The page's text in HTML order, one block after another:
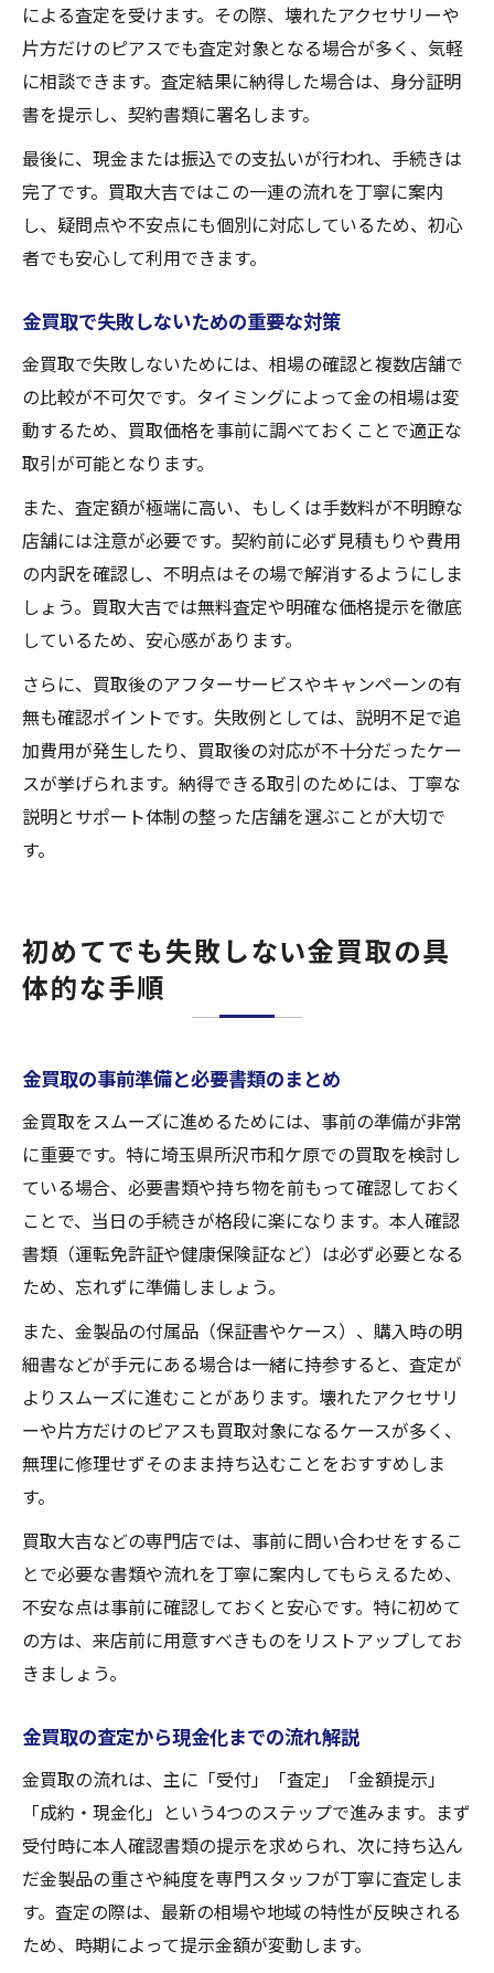
による査定を受けます。その際、壊れたアクセサリーや
片方だけのピアスでも査定対象となる場合が多く、気軽
に相談できます。査定結果に納得した場合は、身分証明
書を提示し、契約書類に署名します。
最後に、現金または振込での支払いが行われ、手続きは
完了です。買取大吉ではこの一連の流れを丁寧に案内
し、疑問点や不安点にも個別に対応しているため、初心
者でも安心して利用できます。
金買取で失敗しないための重要な対策
金買取で失敗しないためには、相場の確認と複数店舗で
の比較が不可欠です。タイミングによって金の相場は変
動するため、買取価格を事前に調べておくことで適正な
取引が可能となります。
また、査定額が極端に高い、もしくは手数料が不明瞭な
店舗には注意が必要です。契約前に必ず見積もりや費用
の内訳を確認し、不明点はその場で解消するようにしま
しょう。買取大吉では無料査定や明確な価格提示を徹底
しているため、安心感があります。
さらに、買取後のアフターサービスやキャンペーンの有
無も確認ポイントです。失敗例としては、説明不足で追
加費用が発生したり、買取後の対応が不十分だったケー
スが挙げられます。納得できる取引のためには、丁寧な
説明とサポート体制の整った店舗を選ぶことが大切で
す。
初めてでも失敗しない金買取の具
体的な手順
金買取の事前準備と必要書類のまとめ
金買取をスムーズに進めるためには、事前の準備が非常
に重要です。特に埼玉県所沢市和ケ原での買取を検討し
ている場合、必要書類や持ち物を前もって確認しておく
ことで、当日の手続きが格段に楽になります。本人確認
書類（運転免許証や健康保険証など）は必ず必要となる
ため、忘れずに準備しましょう。
また、金製品の付属品（保証書やケース）、購入時の明
細書などが手元にある場合は一緒に持参すると、査定が
よりスムーズに進むことがあります。壊れたアクセサリ
ーや片方だけのピアスも買取対象になるケースが多く、
無理に修理せずそのまま持ち込むことをおすすめしま
す。
買取大吉などの専門店では、事前に問い合わせをするこ
とで必要な書類や流れを丁寧に案内してもらえるため、
不安な点は事前に確認しておくと安心です。特に初めて
の方は、来店前に用意すべきものをリストアップしてお
きましょう。
金買取の査定から現金化までの流れ解説
金買取の流れは、主に「受付」「査定」「金額提示」
「成約・現金化」という4つのステップで進みます。まず
受付時に本人確認書類の提示を求められ、次に持ち込ん
だ金製品の重さや純度を専門スタッフが丁寧に査定しま
す。査定の際は、最新の相場や地域の特性が反映される
ため、時期によって提示金額が変動します。